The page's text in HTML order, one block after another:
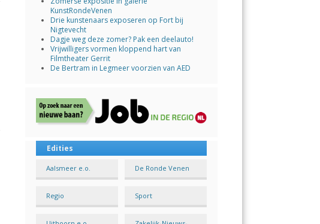
KunstRondeVenen
Drie kunstenaars exposeren op Fort bij
Nigtevecht
Dagje weg deze zomer? Pak een deelauto!
Vrijwilligers vormen kloppend hart van
Filmtheater Gerrit
De Bertram in Legmeer voorzien van AED
Edities
Aalsmeer e.o. De Ronde Venen
Regio Sport